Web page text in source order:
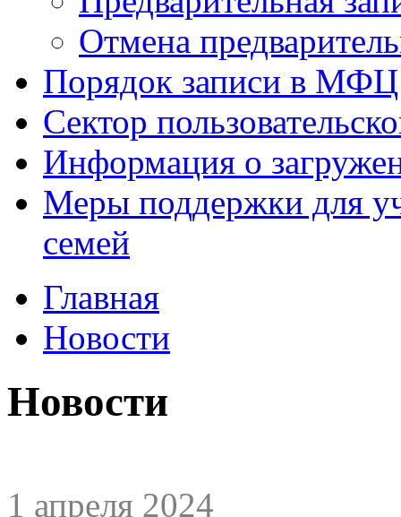
Отмена
Порядок записи в МФЦ
Сектор
Информация о
Меры поддержки для
семей
Главная
Новости
Новости
1 апреля 2024